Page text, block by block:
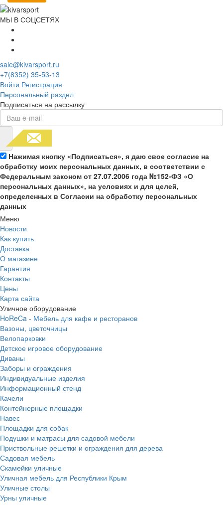
МЫ В СОЦСЕТЯХ
sale@kivarsport.ru
+7(8352) 35-53-13
Войти Регистрация
Персональный раздел
Подписаться на рассылку
Нажимая кнопку «Подписаться», я даю свое согласие на
обработку моих персональных данных, в соответствии с
Федеральным законом от 27.07.2006 года №152-ФЗ «О
персональных данных», на условиях и для целей,
определенных в Согласии на обработку персональных
данных
Меню
Новости
Как купить
Доставка
О магазине
Гарантия
Контакты
Цены
Карта сайта
Уличное оборудование
HoReCa - Мебель для кафе и ресторанов
Вазоны, цветочницы
Велопарковки
Детское игровое оборудование
Диваны
Заборы и ограждения
Индивидуальные изделия
Информационный стенд
Качели
Контейнерные площадки
Навес
Площадки для собак
Подушки и матрасы для садовой мебели
Приствольные решетки и ограждения для дерева
Садовая мебель
Скамейки уличные
Уличная мебель для Республики Крым
Уличные столы
Урны уличные